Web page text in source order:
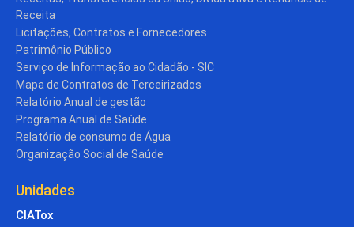
Receita
Licitações, Contratos e Fornecedores
Patrimônio Público
Serviço de Informação ao Cidadão - SIC
Mapa de Contratos de Terceirizados
Relatório Anual de gestão
Programa Anual de Saúde
Relatório de consumo de Água
Organização Social de Saúde
Unidades
CIATox